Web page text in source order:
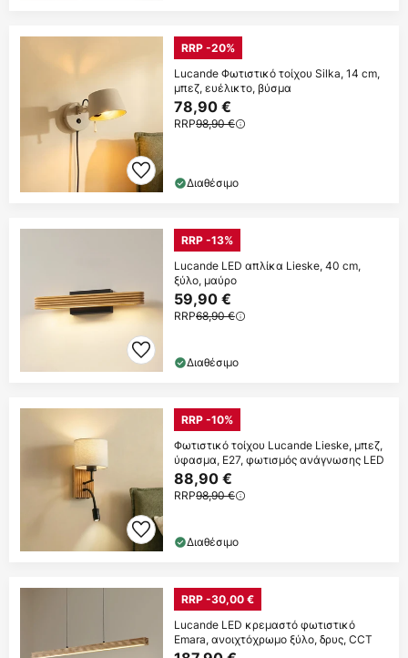
RRP -20%
Lucande Φωτιστικό τοίχου Silka, 14 cm,
μπεζ, ευέλικτο, βύσμα
78,90 €
RRP98,90 €
Διαθέσιμο
RRP -13%
Lucande LED απλίκα Lieske, 40 cm,
ξύλο, μαύρο
59,90 €
RRP68,90 €
Διαθέσιμο
RRP -10%
Φωτιστικό τοίχου Lucande Lieske, μπεζ,
ύφασμα, E27, φωτισμός ανάγνωσης LED
88,90 €
RRP98,90 €
Διαθέσιμο
RRP -30,00 €
Lucande LED κρεμαστό φωτιστικό
Emara, ανοιχτόχρωμο ξύλο, δρυς, CCT